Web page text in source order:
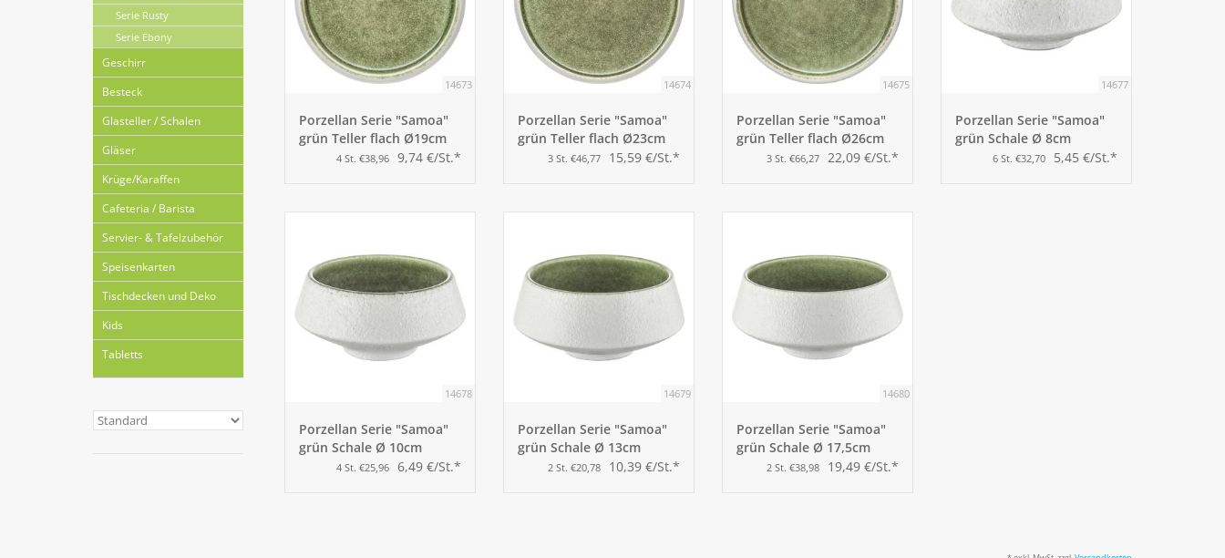
Serie Rusty
Serie Ebony
Geschirr
Besteck
Glasteller / Schalen
Gläser
Krüge/Karaffen
Cafeteria / Barista
Servier- & Tafelzubehör
Speisenkarten
Tischdecken und Deko
Kids
Tabletts
14673
Porzellan Serie "Samoa"
grün Teller flach Ø19cm
4 St. €38,96 9,74 €/St.*
14674
Porzellan Serie "Samoa"
grün Teller flach Ø23cm
3 St. €46,77 15,59 €/St.*
14675
Porzellan Serie "Samoa"
grün Teller flach Ø26cm
3 St. €66,27 22,09 €/St.*
14677
Porzellan Serie "Samoa"
grün Schale Ø 8cm
6 St. €32,70 5,45 €/St.*
14678
Porzellan Serie "Samoa"
grün Schale Ø 10cm
4 St. €25,96 6,49 €/St.*
14679
Porzellan Serie "Samoa"
grün Schale Ø 13cm
2 St. €20,78 10,39 €/St.*
14680
Porzellan Serie "Samoa"
grün Schale Ø 17,5cm
2 St. €38,98 19,49 €/St.*